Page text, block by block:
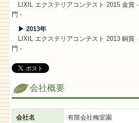
会社概要
会社名 有限会社梅室園
LIXIL エクステリアコンテスト 2015 金賞
門 -
▶ 2013年
LIXIL エクステリアコンテスト 2013 銅賞
門 -